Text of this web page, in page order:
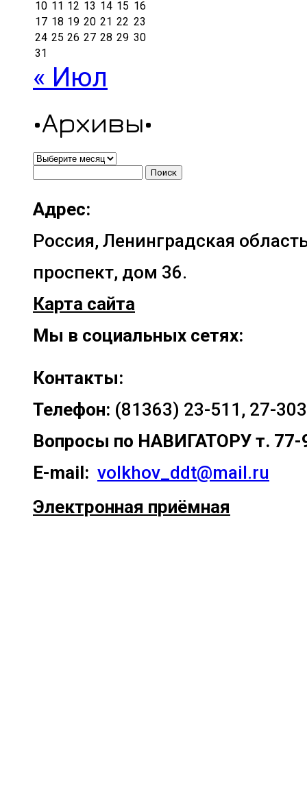
10 11 12 13 14 15 16
17 18 19 20 21 22 23
24 25 26 27 28 29 30
31
« Июл
•Архивы•
•Архивы•
Адрес:
Россия, Ленинградская
проспект, дом 36.
Карта сайта
Мы в социальных сетях:
Контакты:
Телефон: (81363) 23-511, 27-303
Вопросы по НАВИГАТОРУ т. 77-
E-mail: volkhov_ddt@mail.ru
Электронная приёмная